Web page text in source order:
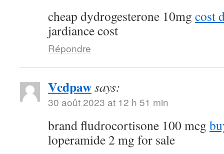
cheap dydrogesterone 10mg cost
jardiance cost
Répondre
Vcdpawsays:
30 août 2023 at 12 h 51 min
brand fludrocortisone 100 mcg
loperamide 2 mg for sale